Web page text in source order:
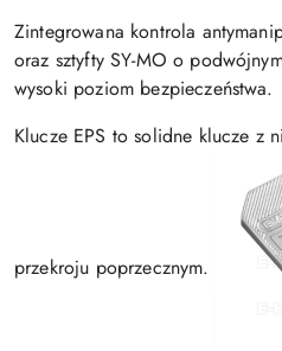
Zintegrowana kontrola
oraz sztyfty SY-MO o
wysoki poziom bezpieczeństwa.
Klucze EPS to solidne klucze z
przekroju poprzecznym.